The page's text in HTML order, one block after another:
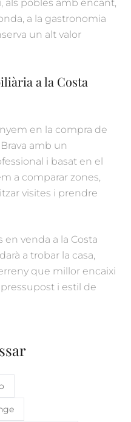
als pobles amb encant,
a la gastronomia
un alt valor
a la Costa
en la compra de
amb un
i basat en el
a comparar zones,
visites i prendre
venda a la Costa
a trobar la casa,
que millor encaixi
i estil de